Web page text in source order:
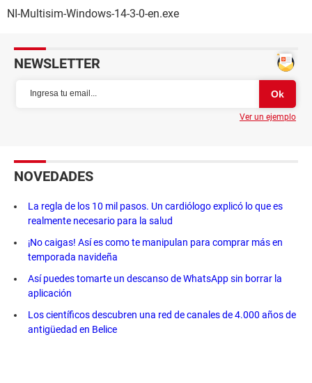
NI-Multisim-Windows-14-3-0-en.exe
NEWSLETTER
Ver un ejemplo
NOVEDADES
La regla de los 10 mil pasos. Un cardiólogo explicó lo que es
realmente necesario para la salud
¡No caigas! Así es como te manipulan para comprar más en
temporada navideña
Así puedes tomarte un descanso de WhatsApp sin borrar la
aplicación
Los científicos descubren una red de canales de 4.000 años de
antigüedad en Belice